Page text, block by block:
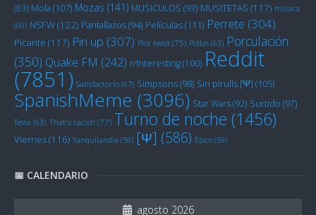
(83) Mola (107) Mozas (141) MUSICULOS (93) MUSITETAS (117) música
(60) NSFW(122) Pantallazos(94) Películas(111) Perrete (304)
Picante (117) Pin up (307) Plot twist (75) Pollas (63) Porculación
(350) Quake FM (242) r/Interesting(100) Reddit
(7851) Satisfactorio (67) Simpsons(98) Sin pirulís [Ψ] (105)
SpanishMeme (3096) Star Wars(92) Surtido (97)
Tessa (63) That's racist! (77) Turno de noche (1456)
Viernes(116) Yanquilandia (59) [Ψ] (586) Épico (59)
📅 CALENDARIO
agosto 2026